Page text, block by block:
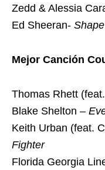
Zedd & Alessia
Ed Sheeran-
Mejor Canción
Thomas Rhett
Blake Shelton –
Keith Urban (feat.
Fighter
Florida Georgia